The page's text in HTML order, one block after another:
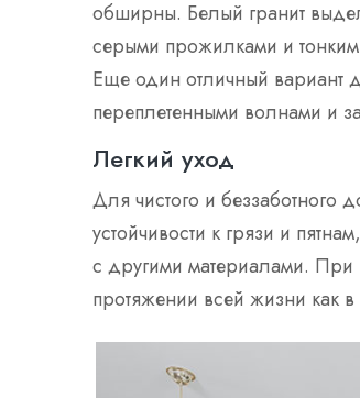
обширны. Белый гранит
серыми прожилками и
Еще один отличный вариант
переплетенными волнами и
Легкий уход
Для чистого и беззаботного
устойчивости к грязи и
с другими материалами.
протяжении всей жизни как